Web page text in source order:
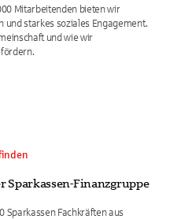
Mitarbeitenden bieten wir
und starkes soziales Engagement.
und wie wir
Sparkassen-Finanzgruppe
Sparkassen Fachkräften aus